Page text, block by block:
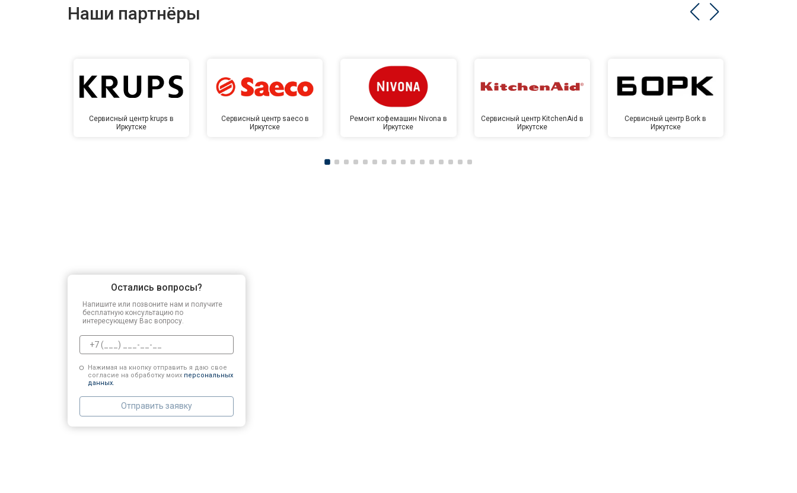
Наши партнёры
Сервисный центр krups в
Иркутске
Сервисный центр saeco в
Иркутске
Ремонт кофемашин Nivona в
Иркутске
Сервисный центр KitchenAid в
Иркутске
Сервисный центр Bork в
Иркутске
Остались вопросы?
Напишите или позвоните нам и получите
бесплатную консультацию по
интересующему Вас вопросу.
Нажимая на кнопку отправить я даю свое
согласие на обработку моих персональных
данных.
Отправить заявку